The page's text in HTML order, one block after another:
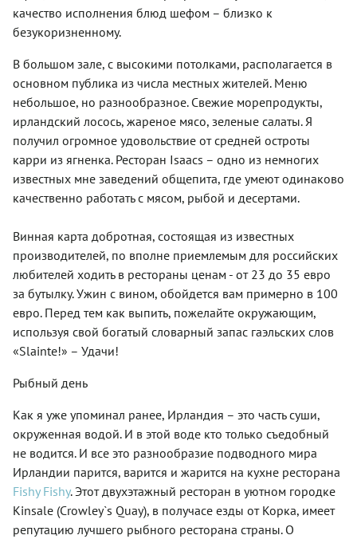
качество исполнения блюд шефом – близко к
безукоризненному.
В большом зале, с высокими потолками, располагается в
основном публика из числа местных жителей. Меню
небольшое, но разнообразное. Свежие морепродукты,
ирландский лосось, жареное мясо, зеленые салаты. Я
получил огромное удовольствие от средней остроты
карри из ягненка. Ресторан Isaacs – одно из немногих
известных мне заведений общепита, где умеют одинаково
качественно работать с мясом, рыбой и десертами.
Винная карта добротная, состоящая из известных
производителей, по вполне приемлемым для российских
любителей ходить в рестораны ценам - от 23 до 35 евро
за бутылку. Ужин с вином, обойдется вам примерно в 100
евро. Перед тем как выпить, пожелайте окружающим,
используя свой богатый словарный запас гаэльских слов
«Slainte!» – Удачи!
Рыбный день
Как я уже упоминал ранее, Ирландия – это часть суши,
окруженная водой. И в этой воде кто только съедобный
не водится. И все это разнообразие подводного мира
Ирландии парится, варится и жарится на кухне ресторана
Fishy Fishy. Этот двухэтажный ресторан в уютном городке
Kinsale (Crowley`s Quay), в получасе езды от Корка, имеет
репутацию лучшего рыбного ресторана страны. О